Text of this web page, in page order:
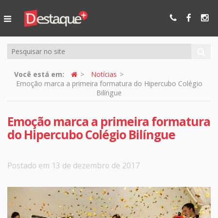
Online
Você está em:
Notícias
Emoção marca a primeira formatura do Hipercubo Colégio
Bilíngue
Emoção marca a primeira formatura
do Hipercubo Colégio Bilíngue
Postado em 13 de dezembro de 2017